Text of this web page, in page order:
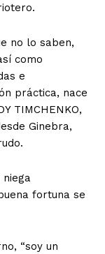
no lo saben,
como
e
práctica, nace
TIMCHENKO,
Ginebra,
fortuna se
“soy un